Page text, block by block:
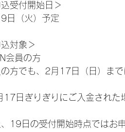
受付開始日＞
日（火）予定
対象＞
会員の方
方でも、2月17日（日）ま
日ぎりぎりにご入金された
19日の受付開始時点ではお